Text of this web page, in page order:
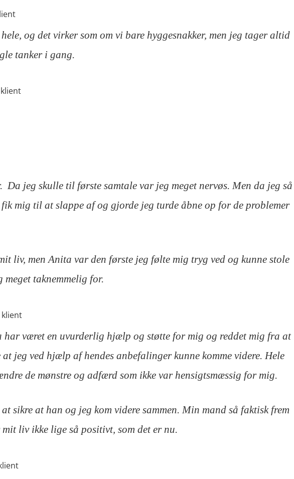
og det virker som om vi bare hyggesnakker, men jeg tager altid
tanker i gang.
jeg skulle til første samtale var jeg meget nervøs. Men da jeg så
mig til at slappe af og gjorde jeg turde åbne op for de problemer
liv, men Anita var den første jeg følte mig tryg ved og kunne stole
taknemmelig for.
været en uvurderlig hjælp og støtte for mig og reddet mig fra at
jeg ved hjælp af hendes anbefalinger kunne komme videre. Hele
de mønstre og adfærd som ikke var hensigtsmæssig for mig.
sikre at han og jeg kom videre sammen. Min mand så faktisk frem
liv ikke lige så positivt, som det er nu.